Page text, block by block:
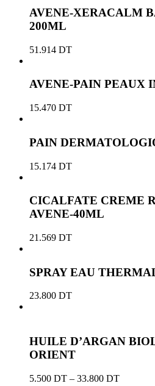
AVENE-XERACALM
200ML
51.914 DT
AVENE-PAIN PEAUX
15.470 DT
PAIN
15.174 DT
CICALFATE CREME
AVENE-40ML
21.569 DT
SPRAY EAU
23.800 DT
HUILE D’ARGAN
ORIENT
5.500 DT – 33.800 DT